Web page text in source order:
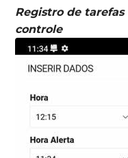
Registro de
controle